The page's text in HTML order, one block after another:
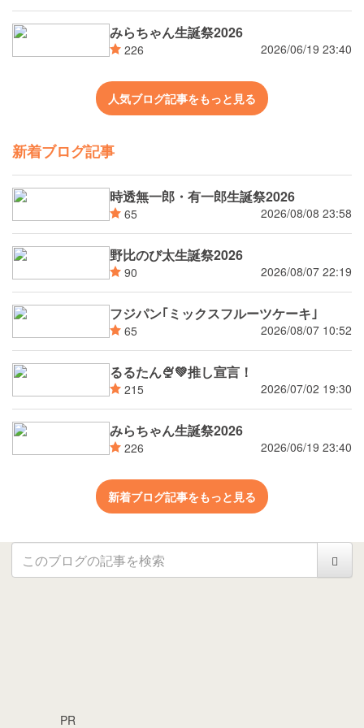
みらちゃん生誕祭2026
226 2026/06/19 23:40
人気ブログ記事をもっと見る
新着ブログ記事
時透無一郎・有一郎生誕祭2026
65 2026/08/08 23:58
野比のび太生誕祭2026
90 2026/08/07 22:19
フジパン｢ミックスフルーツケーキ｣
65 2026/08/07 10:52
るるたん🍨‪💚推し宣言！
215 2026/07/02 19:30
みらちゃん生誕祭2026
226 2026/06/19 23:40
新着ブログ記事をもっと見る
PR